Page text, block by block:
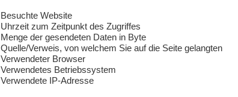
Besuchte Website
Uhrzeit zum Zeitpunkt des Zugriffes
Menge der gesendeten Daten in Byte
Quelle/Verweis, von welchem Sie auf die Seite gelangten
Verwendeter Browser
Verwendetes Betriebssystem
Verwendete IP-Adresse